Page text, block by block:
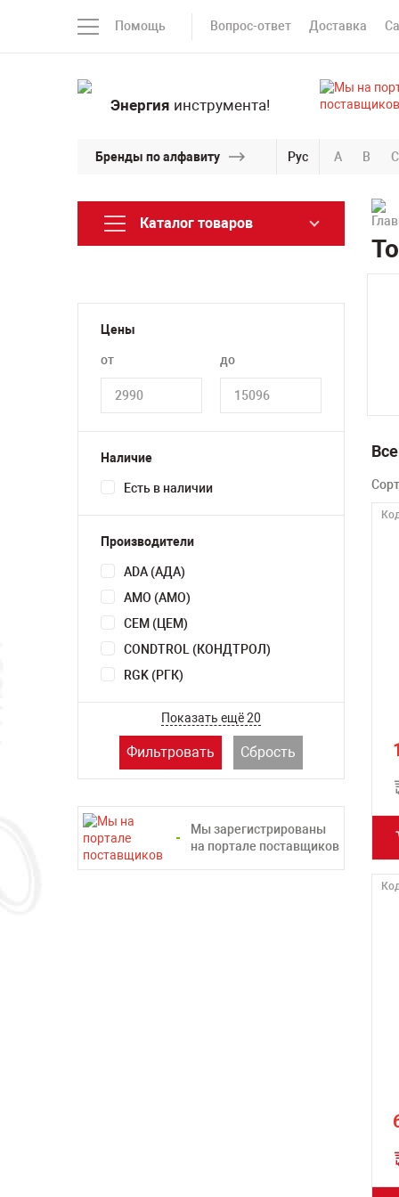
Помощь Вопрос-ответ Доставка
Энергия инструмента!
Бренды по алфавиту Рус A B C
Каталог товаров
Цены
от до
Наличие
Есть в наличии
Производители
ADA (АДА)
AMO (АМО)
CEM (ЦЕМ)
CONDTROL (КОНДТРОЛ)
RGK (РГК)
Показать ещё 20
Фильтровать Сбрость
Мы зарегистрированы
на портале поставщиков